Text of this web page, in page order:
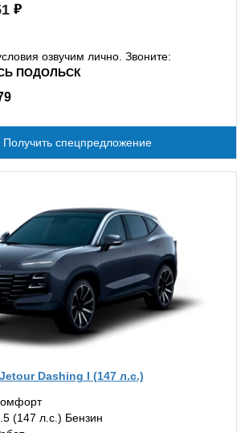
озвучим лично. Звоните:
ПОДОЛЬСК
Получить спецпредложение
Jetour Dashing I (147 л.с.)
(147 л.с.) Бензин